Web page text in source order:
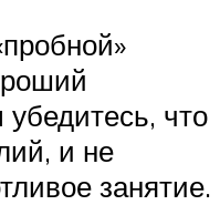
что
и не
занятие.